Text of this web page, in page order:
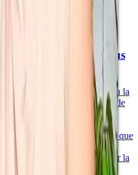
Real
por qué la
de fondos y sus
y las criptomonedas usan la
representan instrumentos de
Los tokens de RWA están
activos reales —bienes
por cobrar—, mientras que
los efectos de red y la
es esencial para comunicar la